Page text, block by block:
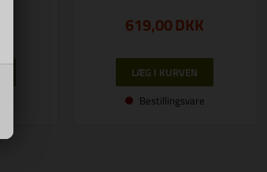
619,00DKK
Bestillingsvare